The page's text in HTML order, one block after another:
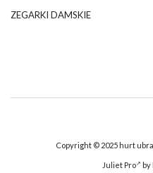
ZEGARKI DAMSKIE
Copyright © 2025 hurt
Juliet Pro by